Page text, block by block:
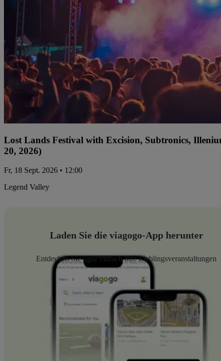
Lost Lands Festival with Excision, Subtronics,
20, 2026)
Fr, 18 Sept. 2026 • 12:00
Legend Valley
Laden Sie die viagogo-App herunter
Entdecken Sie ganz einfach Ihre Lieblingsveranstaltungen